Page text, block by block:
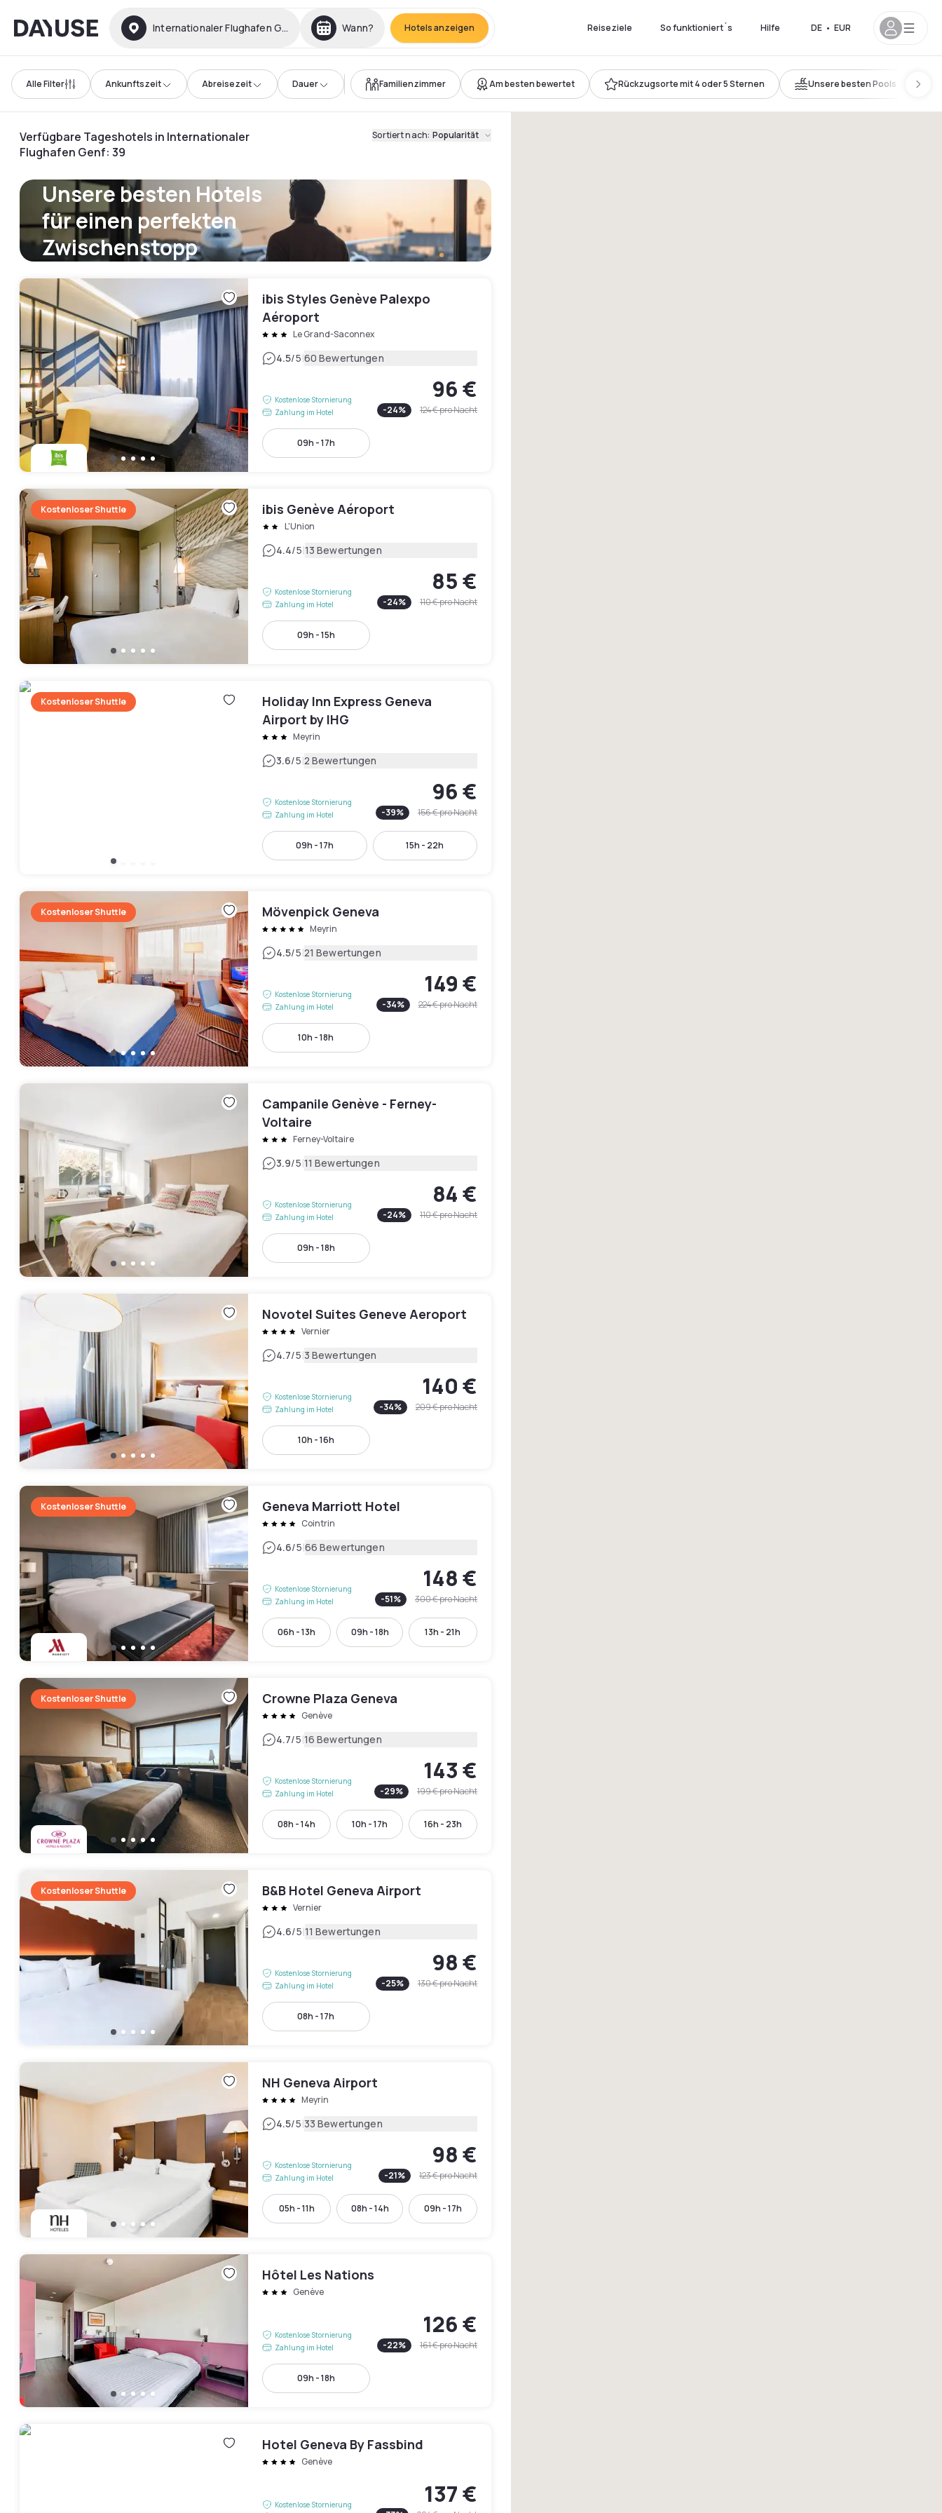
Dayuse Internationaler Flughafen Genf Wann? Hotels anzeigen Reiseziele So funktioniert´s Hilfe DE • EUR
Alle Filter Ankunftszeit Abreisezeit Dauer Familienzimmer Am besten bewertet Rückzugsorte mit 4 oder 5 Sternen Unsere besten Pools
Verfügbare Tageshotels in Internationaler
Flughafen Genf: 39
Sortiert nach: Popularität
Unsere besten Hotels
für einen perfekten
Zwischenstopp
ibis Styles Genève Palexpo
Aéroport
Le Grand-Saconnex
4.5/5|60 Bewertungen
Kostenlose Stornierung
Zahlung im Hotel
96 €
-24% 124 €pro Nacht
09h - 17h
Kostenloser Shuttle ibis Genève Aéroport
L'Union
4.4/5|13 Bewertungen
Kostenlose Stornierung
Zahlung im Hotel
85 €
-24% 110 €pro Nacht
09h - 15h
Kostenloser Shuttle
Holiday Inn Express Geneva
Airport by IHG
Meyrin
3.6/5|2 Bewertungen
Kostenlose Stornierung
Zahlung im Hotel
96 €
-39% 156 €pro Nacht
09h - 17h 15h - 22h
Kostenloser Shuttle Mövenpick Geneva
Meyrin
4.5/5|21 Bewertungen
Kostenlose Stornierung
Zahlung im Hotel
149 €
-34% 224 €pro Nacht
10h - 18h
Campanile Genève - Ferney-
Voltaire
Ferney-Voltaire
3.9/5|11 Bewertungen
Kostenlose Stornierung
Zahlung im Hotel
84 €
-24% 110 €pro Nacht
09h - 18h
Novotel Suites Geneve Aeroport
Vernier
4.7/5|3 Bewertungen
Kostenlose Stornierung
Zahlung im Hotel
140 €
-34% 209 €pro Nacht
10h - 16h
Kostenloser Shuttle Geneva Marriott Hotel
Cointrin
4.6/5|66 Bewertungen
Kostenlose Stornierung
Zahlung im Hotel
148 €
-51% 300 €pro Nacht
06h - 13h 09h - 18h 13h - 21h
Kostenloser Shuttle Crowne Plaza Geneva
Genève
4.7/5|16 Bewertungen
Kostenlose Stornierung
Zahlung im Hotel
143 €
-29% 199 €pro Nacht
08h - 14h 10h - 17h 16h - 23h
Kostenloser Shuttle B&B Hotel Geneva Airport
Vernier
4.6/5|11 Bewertungen
Kostenlose Stornierung
Zahlung im Hotel
98 €
-25% 130 €pro Nacht
08h - 17h
NH Geneva Airport
Meyrin
4.5/5|33 Bewertungen
Kostenlose Stornierung
Zahlung im Hotel
98 €
-21% 123 €pro Nacht
05h - 11h 08h - 14h 09h - 17h
Hôtel Les Nations
Genève
Kostenlose Stornierung
Zahlung im Hotel
126 €
-22% 161 €pro Nacht
09h - 18h
Hotel Geneva By Fassbind
Genève
Kostenlose Stornierung
137 €